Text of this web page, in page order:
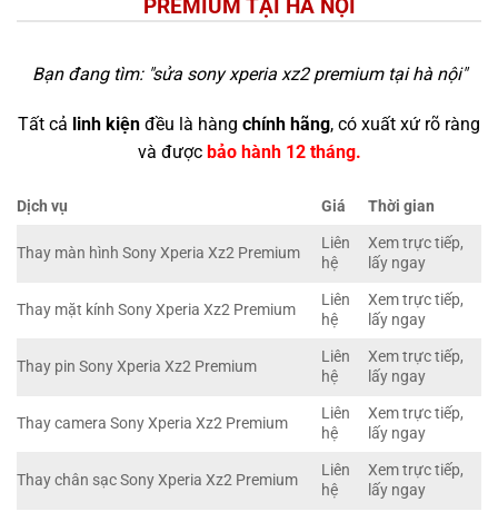
PREMIUM TẠI HÀ NỘI
Bạn đang tìm: "sửa sony xperia xz2 premium tại hà nội"
Tất cả linh kiện đều là hàng chính hãng, có xuất xứ rõ ràng
và được bảo hành 12 tháng.
Dịch vụ Giá Thời gian
Thay màn hình Sony Xperia Xz2 Premium
Liên
hệ
Xem trực tiếp,
lấy ngay
Thay mặt kính Sony Xperia Xz2 Premium
Liên
hệ
Xem trực tiếp,
lấy ngay
Thay pin Sony Xperia Xz2 Premium
Liên
hệ
Xem trực tiếp,
lấy ngay
Thay camera Sony Xperia Xz2 Premium
Liên
hệ
Xem trực tiếp,
lấy ngay
Thay chân sạc Sony Xperia Xz2 Premium
Liên
hệ
Xem trực tiếp,
lấy ngay